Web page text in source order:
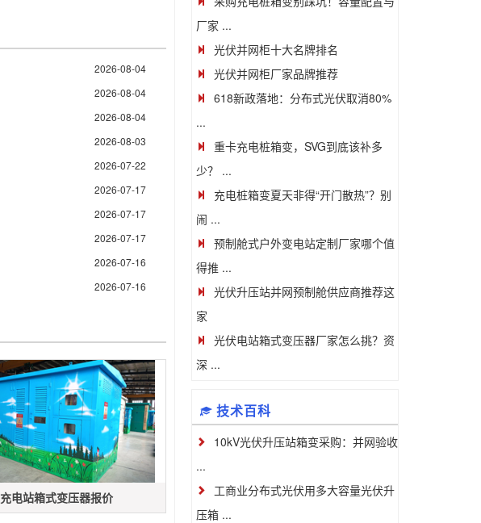
2026-08-04
2026-08-04
2026-08-04
2026-08-03
2026-07-22
2026-07-17
2026-07-17
2026-07-17
2026-07-16
2026-07-16
充电站箱式变压器报价
厂家 ...
光伏并网柜十大名牌排名
光伏并网柜厂家品牌推荐
618新政落地：分布式光伏取消80%
...
重卡充电桩箱变，SVG到底该补多
少？ ...
充电桩箱变夏天非得“开门散热”？别
闹 ...
预制舱式户外变电站定制厂家哪个值
得推 ...
光伏升压站并网预制舱供应商推荐这
家
光伏电站箱式变压器厂家怎么挑？资
深 ...
技术百科
10kV光伏升压站箱变采购：并网验收
...
工商业分布式光伏用多大容量光伏升
压箱 ...